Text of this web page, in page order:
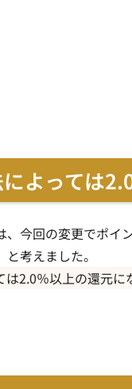
によっては
、今回の変更でポイ
考えました。
は2.0％以上の還元に